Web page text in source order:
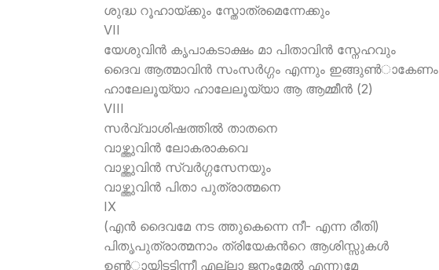
ശുദ്ധ റൂഹായ്ക്കും സ്തോത്രമെന്നേക്കും
VII
യേശുവിന്‍ കൃപാകടാക്ഷം മാ പിതാവിന്‍ സ്നേഹവും
ദൈവ ആത്മാവിന്‍ സംസര്‍ഗ്ഗം എന്നും ഇങ്ങുണ്‍ാകേണം
ഹാലേലൂയ്യാ ഹാലേലൂയ്യാ ആ ആമ്മീന്‍ (2)
VIII
സര്‍വ്വാശിഷത്തില്‍ താതനെ
വാഴ്ത്തുവിന്‍ ലോകരാകവെ
വാഴ്ത്തുവിന്‍ സ്വര്‍ഗ്ഗസേനയും
വാഴ്ത്തുവിന്‍ പിതാ പുത്രാത്മനെ
IX
(എന്‍ ദൈവമേ നട ത്തുകെന്നെ നീ- എന്ന രീതി)
പിതൃപുത്രാത്മനാം ത്രിയേകന്‍റെ ആശിസ്സുകള്‍
ഉണ്‍ായിടട്ടിന്നീ എല്ലാ ജനംമേല്‍ എന്നുമേ